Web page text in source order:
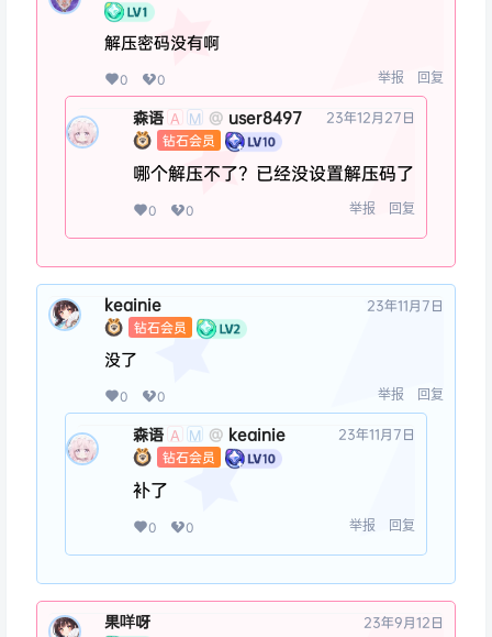
解压密码没有啊
0 0 举报 回复
森语 A M @ user8497
钻石会员
23年12月27日
哪个解压不了？已经没设置解压码了
0 0 举报 回复
keainie
钻石会员
23年11月7日
没了
0 0 举报 回复
森语 A M @ keainie
钻石会员
23年11月7日
补了
0 0 举报 回复
果咩呀 23年9月12日